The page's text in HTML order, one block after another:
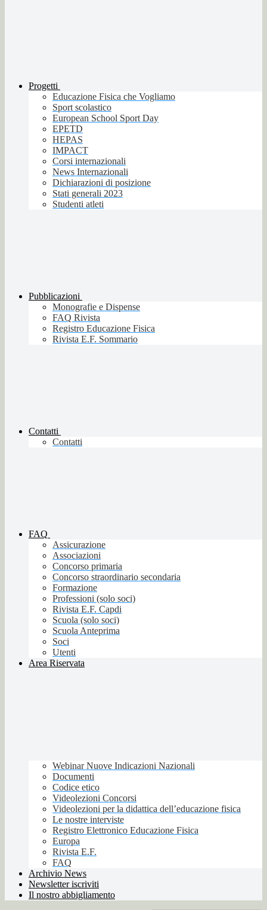
Progetti
Educazione Fisica che Vogliamo
Sport scolastico
European School Sport Day
EPETD
HEPAS
IMPACT
Corsi internazionali
News Internazionali
Dichiarazioni di posizione
Stati generali 2023
Studenti atleti
Pubblicazioni
Monografie e Dispense
FAQ Rivista
Registro Educazione Fisica
Rivista E.F. Sommario
Contatti
Contatti
FAQ
Assicurazione
Associazioni
Concorso primaria
Concorso straordinario secondaria
Formazione
Professioni (solo soci)
Rivista E.F. Capdi
Scuola (solo soci)
Scuola Anteprima
Soci
Utenti
Area Riservata
Webinar Nuove Indicazioni Nazionali
Documenti
Codice etico
Videolezioni Concorsi
Videolezioni per la didattica dell’educazione fisica
Le nostre interviste
Registro Elettronico Educazione Fisica
Europa
Rivista E.F.
FAQ
Archivio News
Newsletter iscriviti
Il nostro abbigliamento